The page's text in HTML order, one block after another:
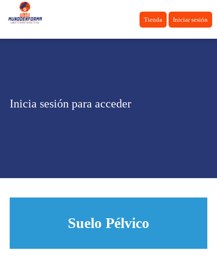
Tienda Iniciar sesión
Inicia sesión para acceder
Suelo Pélvico